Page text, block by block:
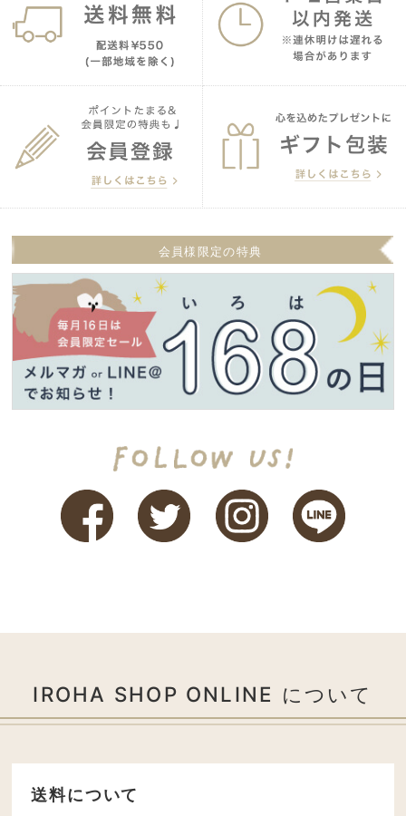
会員様限定の特典
IROHA SHOP ONLINE について
送料について